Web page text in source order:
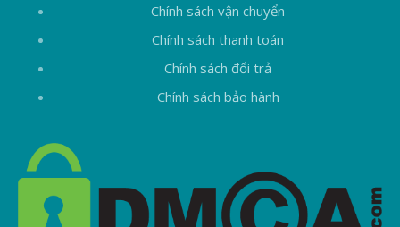
Chính sách vận chuyển
Chính sách thanh toán
Chính sách đổi trả
Chính sách bảo hành